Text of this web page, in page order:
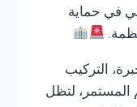
في حماية
التركيب
المستمر، لتظل